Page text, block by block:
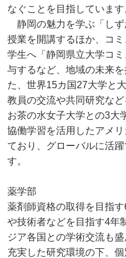
なぐことを目指しています
静岡の魅力を学ぶ「しず
授業を開講するほか、コ
学生へ「静岡県立大学コ
与するなど、地域の未来
た、世界15カ国27大学と
教員の交流や共同研究な
お茶の水女子大学との3大
協働学習を活用したアメ
ており、グローバルに活
す。
薬学部
薬剤師資格の取得を目指
や技術者などを目指す4年
ジア各国との学術交流も
充実した研究環境の下、